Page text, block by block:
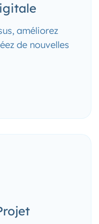
améliorez
de nouvelles